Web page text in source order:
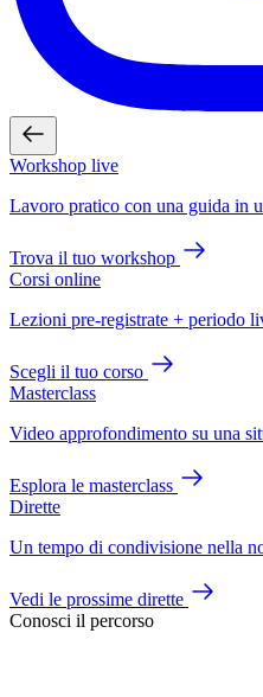
Workshop live
Lavoro pratico con una guida in
Trova il tuo workshop
Corsi online
Lezioni pre-registrate + periodo
Scegli il tuo corso
Masterclass
Video approfondimento su una
Esplora le masterclass
Dirette
Un tempo di condivisione nella
Vedi le prossime dirette
Conosci il percorso